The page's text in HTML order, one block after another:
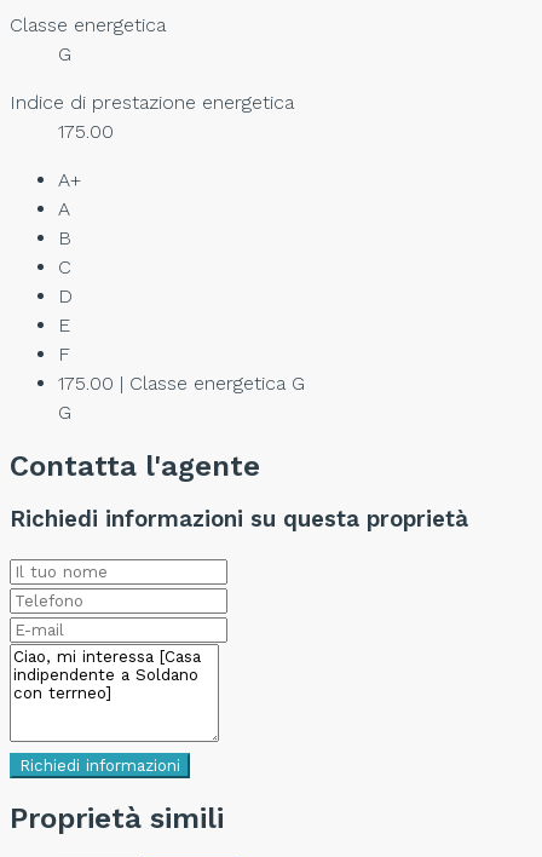
Classe energetica
G
Indice di prestazione energetica
175.00
A+
A
B
C
D
E
F
175.00 | Classe energetica G
G
Contatta l'agente
Richiedi informazioni su questa proprietà
Richiedi informazioni
Proprietà simili